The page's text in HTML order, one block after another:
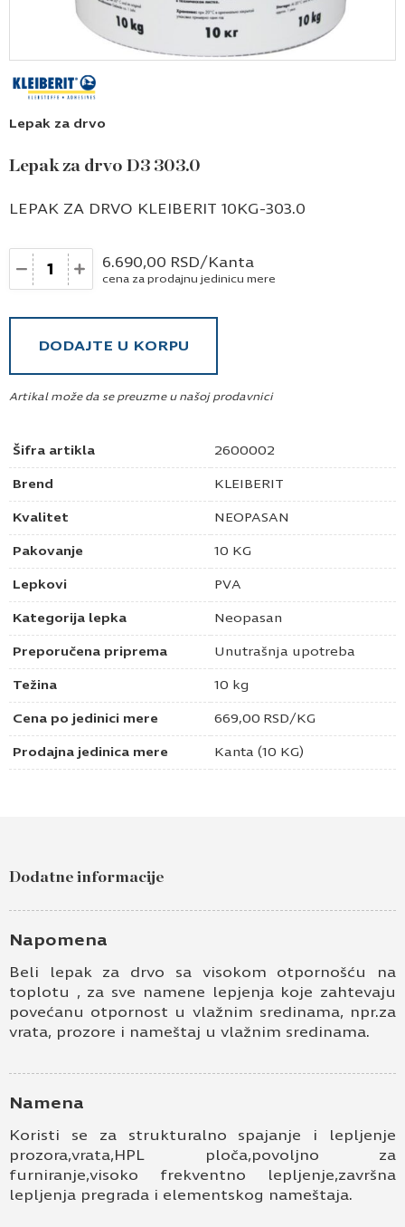
Lepak za drvo
Lepak za drvo D3 303.0
Šifra artikla 2600002
Brend KLEIBERIT
Kvalitet NEOPASAN
Pakovanje 10 KG
Lepkovi PVA
Kategorija lepka Neopasan
Preporučena priprema Unutrašnja upotreba
Težina 10 kg
Cena po jedinici mere 669,00 RSD/KG
Prodajna jedinica mere Kanta (10 KG)
LEPAK ZA DRVO KLEIBERIT 10KG-303.0
Količina 6.690,00 RSD/Kanta
cena za prodajnu jedinicu mere
DODAJTE U KORPU
Artikal može da se preuzme u našoj prodavnici
Dodatne informacije
Napomena
Beli lepak za drvo sa visokom otpornošću na
toplotu , za sve namene lepjenja koje zahtevaju
povećanu otpornost u vlažnim sredinama, npr.za
vrata, prozore i nameštaj u vlažnim sredinama.
Namena
Koristi se za strukturalno spajanje i lepljenje
prozora,vrata,HPL ploča,povoljno za
furniranje,visoko frekventno lepljenje,završna
lepljenja pregrada i elementskog nameštaja.